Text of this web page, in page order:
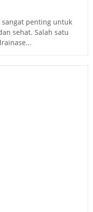
penting untuk
sehat. Salah satu